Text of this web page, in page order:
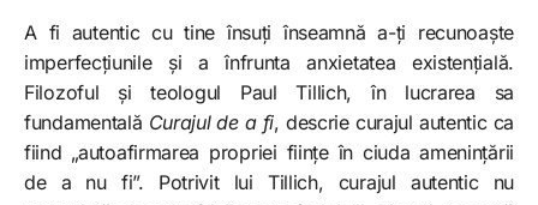
A fi autentic cu tine însuți înseamnă a-ți recunoaște
imperfecțiunile și a înfrunta anxietatea existențială.
Filozoful și teologul Paul Tillich, în lucrarea sa
fundamentală Curajul de a fi, descrie curajul autentic ca
fiind „autoafirmarea propriei ființe în ciuda amenințării
de a nu fi”. Potrivit lui Tillich, curajul autentic nu